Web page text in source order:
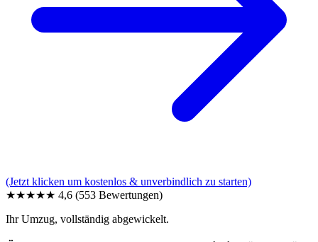
(Jetzt klicken um kostenlos & unverbindlich zu starten)
★★★★★ 4,6 (553 Bewertungen)
Ihr Umzug, vollständig abgewickelt.